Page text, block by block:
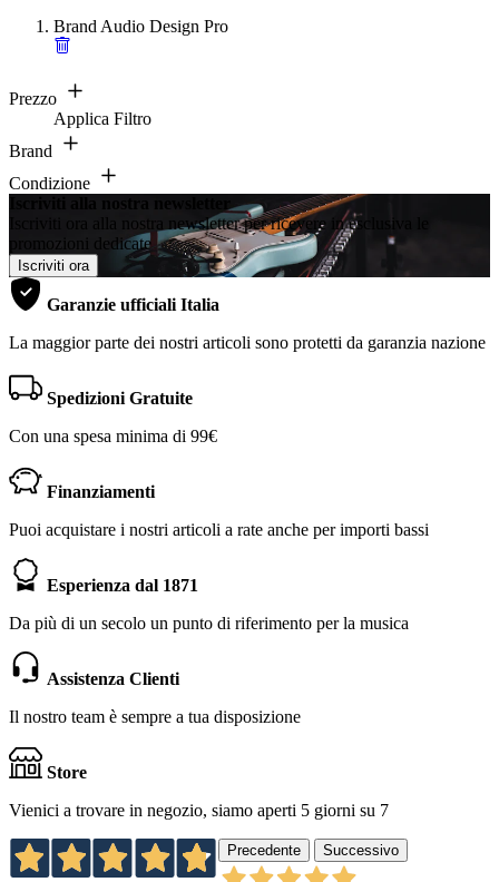
Brand Audio Design Pro
Prezzo
Applica Filtro
Brand
Condizione
Iscriviti alla nostra newsletter
Iscriviti ora alla nostra newsletter per ricevere in esclusiva le
promozioni dedicate
Iscriviti ora
Garanzie ufficiali Italia
La maggior parte dei nostri articoli sono protetti da garanzia nazione
Spedizioni Gratuite
Con una spesa minima di 99€
Finanziamenti
Puoi acquistare i nostri articoli a rate anche per importi bassi
Esperienza dal 1871
Da più di un secolo un punto di riferimento per la musica
Assistenza Clienti
Il nostro team è sempre a tua disposizione
Store
Vienici a trovare in negozio, siamo aperti 5 giorni su 7
Precedente Successivo